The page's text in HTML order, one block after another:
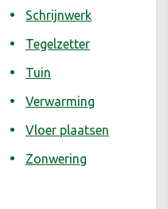
Schrijnwerk
Tegelzetter
Tuin
Verwarming
Vloer plaatsen
Zonwering